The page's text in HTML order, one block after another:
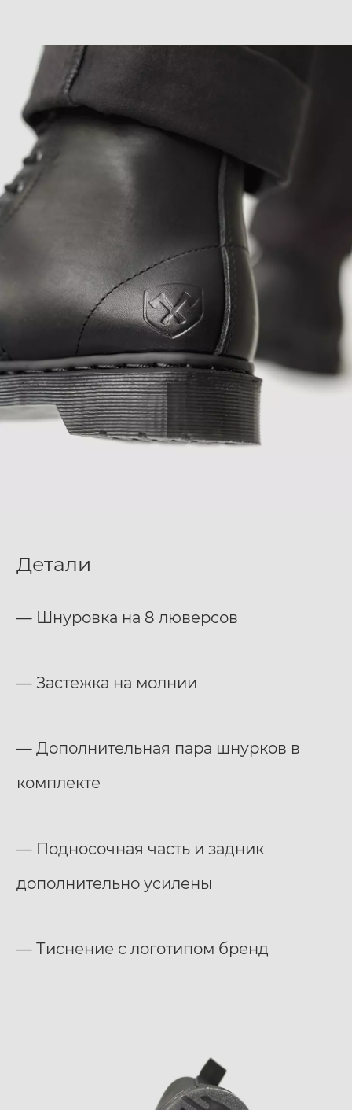
Детали
— Шнуровка на 8 люверсов
— Застежка на молнии
— Дополнительная пара шнурков в
комплекте
— Подносочная часть и задник
дополнительно усилены
— Тиснение с логотипом бренд